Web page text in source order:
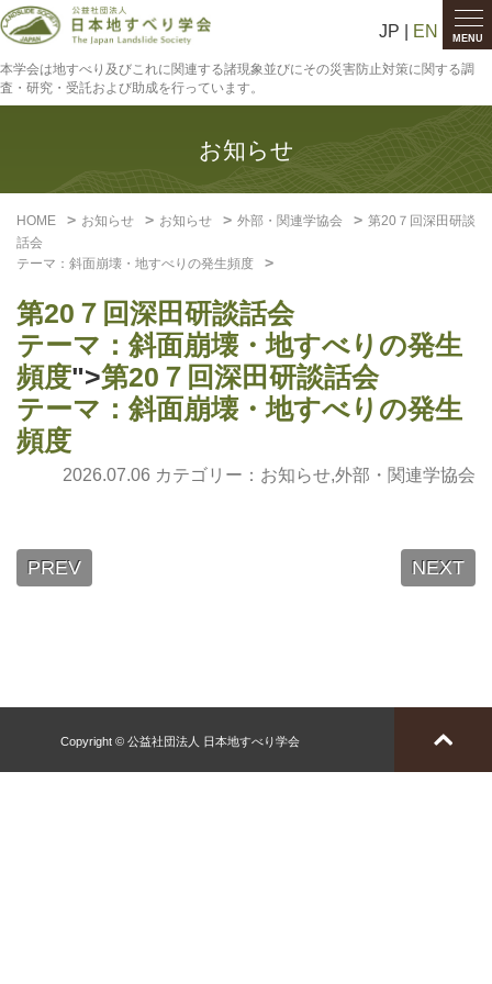
MENU
JP | EN
本学会は地すべり及びこれに関連する諸現象並びにその災害防止対策に関する調
査・研究・受託および助成を行っています。
お知らせ
HOME お知らせ お知らせ 外部・関連学協会
第20７回深田研談
話会
テーマ：斜面崩壊・地すべりの発生頻度
第20７回深田研談話会
テーマ：斜面崩壊・地すべりの発生
頻度">第20７回深田研談話会
テーマ：斜面崩壊・地すべりの発生
頻度
2026.07.06 カテゴリー： お知らせ,外部・関連学協会
PREV NEXT
Copyright © 公益社団法人 日本地すべり学会